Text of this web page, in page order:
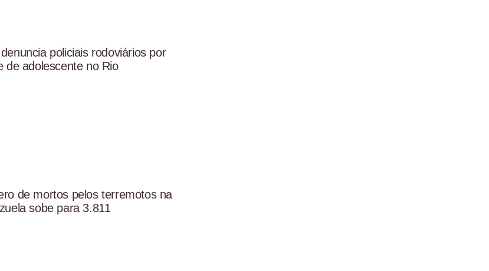
policiais rodoviários por
de adolescente no Rio
de mortos pelos terremotos na
sobe para 3.811